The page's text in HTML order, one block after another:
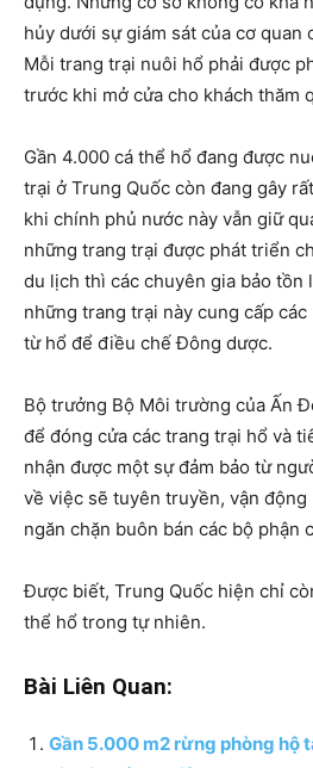
hủy dưới sự giám sát của cơ quan
Mỗi trang trại nuôi hổ phải được
trước khi mở cửa cho khách thăm
Gần 4.000 cá thể hổ đang được
trại ở Trung Quốc còn đang gây
khi chính phủ nước này vẫn giữ
những trang trại được phát triển
du lịch thì các chuyên gia bảo tồn
những trang trại này cung cấp các
từ hổ để điều chế Đông dược.
Bộ trưởng Bộ Môi trường của Ấn
để đóng cửa các trang trại hổ và
nhận được một sự đảm bảo từ
về việc sẽ tuyên truyền, vận
ngăn chặn buôn bán các bộ phận
Được biết, Trung Quốc hiện chỉ
thể hổ trong tự nhiên.
Bài Liên Quan:
Gần 5.000 m2 rừng phòng hộ